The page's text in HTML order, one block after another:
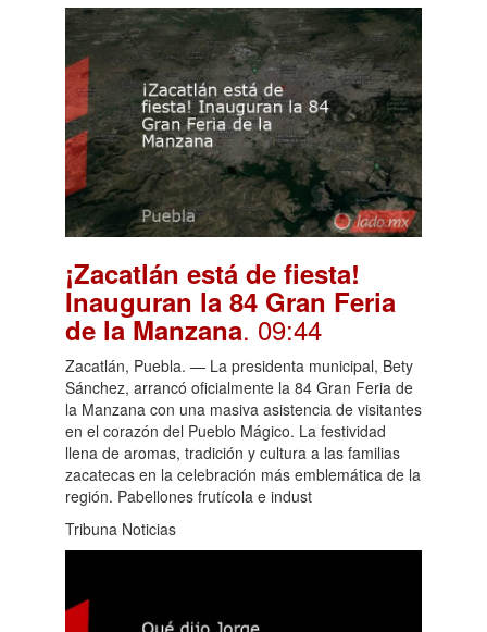
¡Zacatlán está de fiesta!
Inauguran la 84 Gran Feria
de la Manzana. 09:44
Zacatlán, Puebla. — La presidenta municipal, Bety
Sánchez, arrancó oficialmente la 84 Gran Feria de
la Manzana con una masiva asistencia de visitantes
en el corazón del Pueblo Mágico. La festividad
llena de aromas, tradición y cultura a las familias
zacatecas en la celebración más emblemática de la
región. Pabellones frutícola e indust
Tribuna Noticias